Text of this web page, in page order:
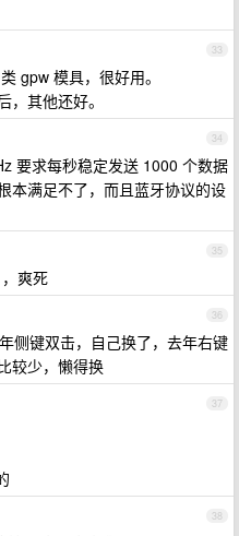
33
gpw 模具，很好用。
其他还好。
34
要求每秒稳定发送 1000 个数据
本满足不了，而且蓝牙协议的设
35
爽死
36
侧键双击，自己换了，去年右键
较少，懒得换
37
38